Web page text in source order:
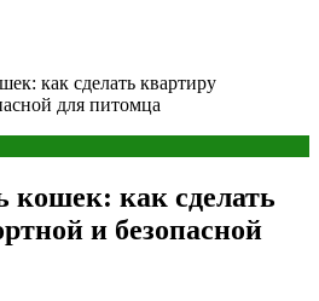
как сделать квартиру
для питомца
кошек: как сделать
и безопасной